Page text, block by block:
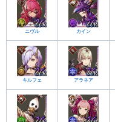
ニヴル カイン
キルフェ アラネア